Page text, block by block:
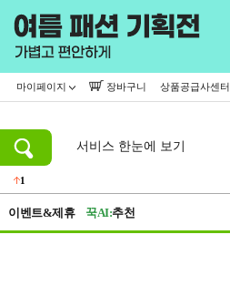
마이페이지 장바구니 상품공급사센터
1
서비스 한눈에 보기
이벤트&제휴 꾹AI:추천